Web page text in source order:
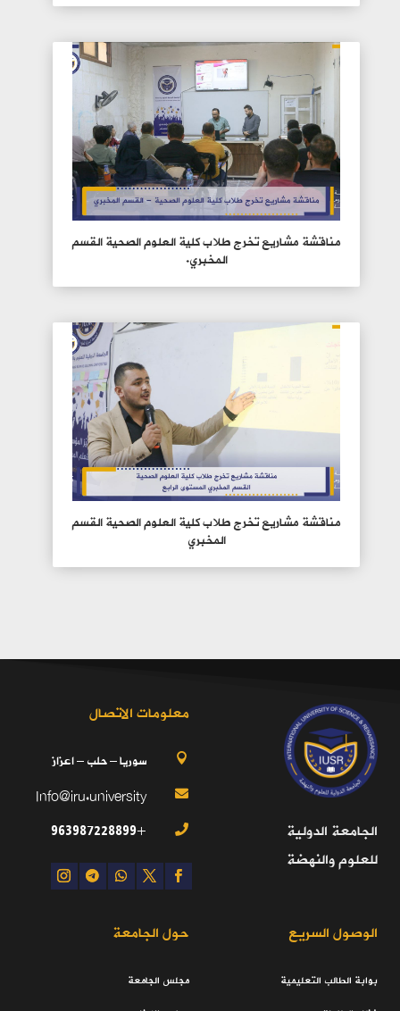
مناقشة مشاريع تخرج طلاب كلية العلوم الصحية القسم
المخبري.
مناقشة مشاريع تخرج طلاب كلية العلوم الصحية القسم
المخبري
الجامعة الدولية
للعلوم والنهضة
معلومات الاتصال
 سوريا – حلب – اعزاز

Info@iru.university

+963987228899
الوصول السريع
بوابة الطالب التعليمية
حول الجامعة
مجلس الجامعة